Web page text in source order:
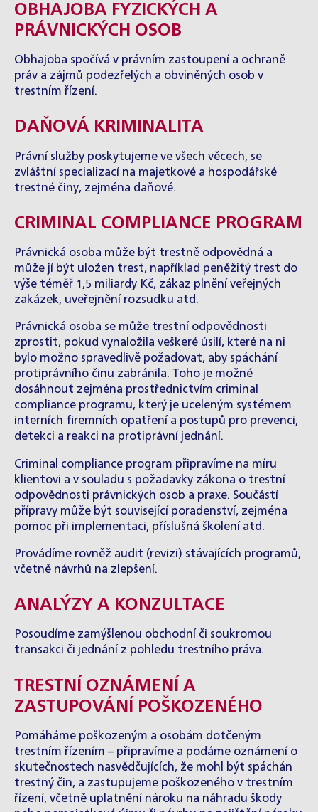
OBHAJOBA FYZICKÝCH A
PRÁVNICKÝCH OSOB
Obhajoba spočívá v právním zastoupení a ochraně
práv a zájmů podezřelých a obviněných osob v
trestním řízení.
DAŇOVÁ KRIMINALITA
Právní služby poskytujeme ve všech věcech, se
zvláštní specializací na majetkové a hospodářské
trestné činy, zejména daňové.
CRIMINAL COMPLIANCE PROGRAM
Právnická osoba může být trestně odpovědná a
může jí být uložen trest, například peněžitý trest do
výše téměř 1,5 miliardy Kč, zákaz plnění veřejných
zakázek, uveřejnění rozsudku atd.
Právnická osoba se může trestní odpovědnosti
zprostit, pokud vynaložila veškeré úsilí, které na ni
bylo možno spravedlivě požadovat, aby spáchání
protiprávního činu zabránila. Toho je možné
dosáhnout zejména prostřednictvím criminal
compliance programu, který je uceleným systémem
interních firemních opatření a postupů pro prevenci,
detekci a reakci na protiprávní jednání.
Criminal compliance program připravíme na míru
klientovi a v souladu s požadavky zákona o trestní
odpovědnosti právnických osob a praxe. Součástí
přípravy může být související poradenství, zejména
pomoc při implementaci, příslušná školení atd.
Provádíme rovněž audit (revizi) stávajících programů,
včetně návrhů na zlepšení.
ANALÝZY A KONZULTACE
Posoudíme zamýšlenou obchodní či soukromou
transakci či jednání z pohledu trestního práva.
TRESTNÍ OZNÁMENÍ A
ZASTUPOVÁNÍ POŠKOZENÉHO
Pomáháme poškozeným a osobám dotčeným
trestním řízením – připravíme a podáme oznámení o
skutečnostech nasvědčujících, že mohl být spáchán
trestný čin, a zastupujeme poškozeného v trestním
řízení, včetně uplatnění nároku na náhradu škody